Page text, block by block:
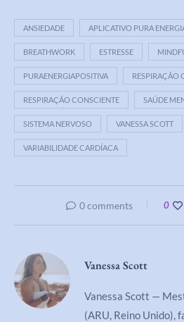
ANSIEDADE APLICATIVO PURA
BREATHWORK ESTRESSE
PURAENERGIAPOSITIVA RESPIRAÇÃO
RESPIRAÇÃO CONSCIENTE SAÚDE
SISTEMA NERVOSO VANESSA SCOTT
VARIABILIDADE CARDÍACA
0 comments 0
Vanessa Scott
Vanessa Scott —
(ARU, Reino Unido),